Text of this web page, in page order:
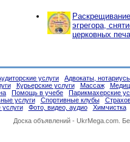
эгрегора,
церковных
услуги
Адвокаты,
Курьерские услуги Массаж
Помощь в учебе
Парикмахерские
услуги Спортивные клубы
Фото, видео, аудио
Химчистка
Доска объявлений - UkrMega.com.